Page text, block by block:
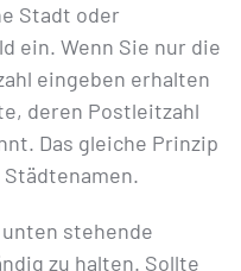
Stadt oder
ein. Wenn Sie nur die
eingeben erhalten
deren Postleitzahl
Das gleiche Prinzip
stehende
zu halten. Sollte